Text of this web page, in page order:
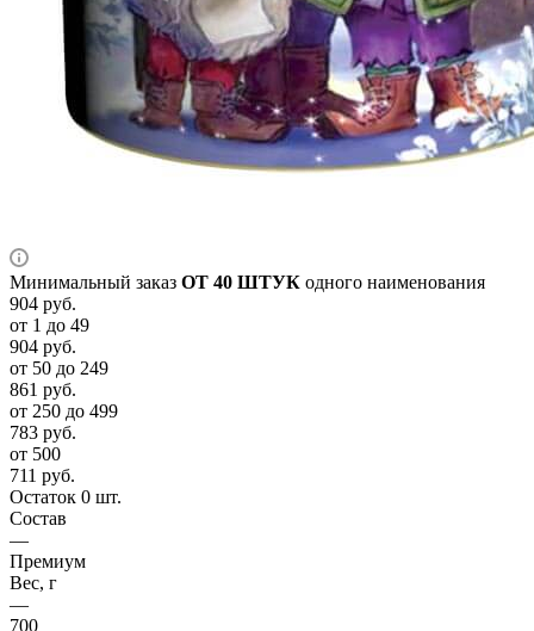
Минимальный заказ ОТ 40 ШТУК одного наименования
904 руб.
от 1 до 49
904 руб.
от 50 до 249
861 руб.
от 250 до 499
783 руб.
от 500
711 руб.
Остаток 0 шт.
Состав
—
Премиум
Вес, г
—
700